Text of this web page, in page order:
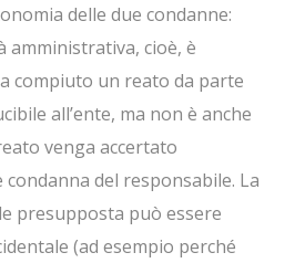
delle due condanne:
amministrativa, cioè, è
compiuto un reato da parte
all’ente, ma non è anche
venga accertato
del responsabile. La
presupposta può essere
(ad esempio perché